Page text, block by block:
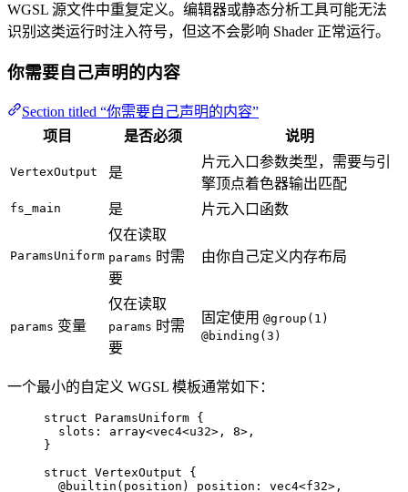
WGSL 源文件中重复定义。编辑器或静态分析工具可能无法
识别这类运行时注入符号，但这不会影响 Shader 正常运行。
你需要自己声明的内容
Section titled “你需要自己声明的内容”
项目
是否必须 说明
VertexOutput 是
片元入口参数类型，需要与引
擎顶点着色器输出匹配
fs_main 是 片元入口函数
ParamsUniform
仅在读取
params 时需
要
由你自己定义内存布局
params 变量
仅在读取
params 时需
要
固定使用 @group(1)
@binding(3)
一个最小的自定义 WGSL 模板通常如下：
struct ParamsUniform {
slots : array<vec4<u32>, 8>,
}
struct VertexOutput {
@builtin( position ) position : vec4<f32>,